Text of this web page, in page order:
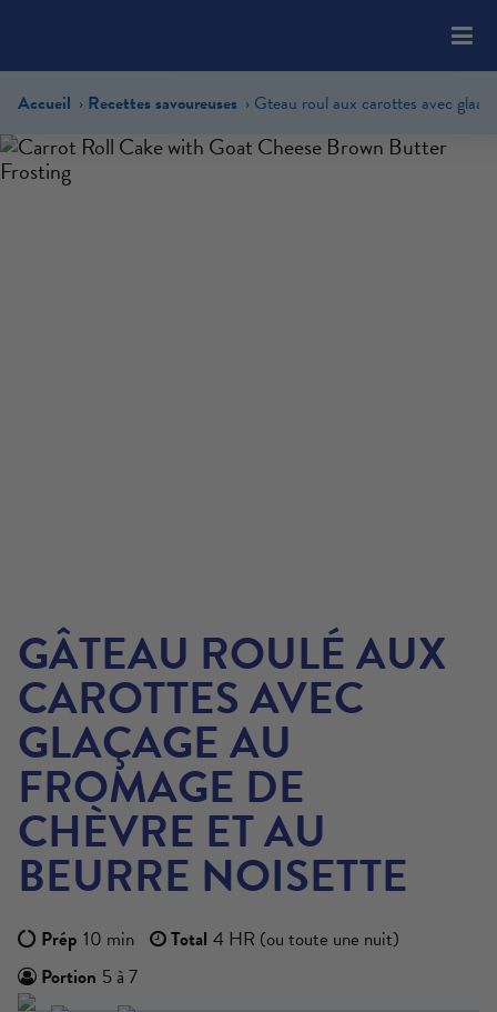
includes
an
accessibility
system.
Accueil Recettes savoureuses
GÂTEAU ROULÉ AUX
CAROTTES AVEC
GLAÇAGE AU
FROMAGE DE
CHÈVRE ET AU
BEURRE NOISETTE
Prép 10 min Total 4 HR (ou toute une nuit)
Portion 5 à 7